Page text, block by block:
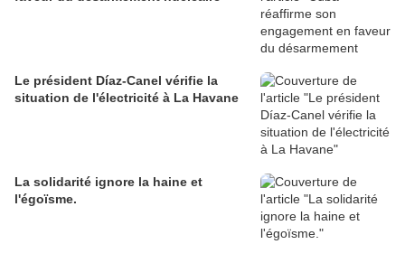
Le président Díaz-Canel vérifie la
situation de l'électricité à La Havane
La solidarité ignore la haine et
l'égoïsme.